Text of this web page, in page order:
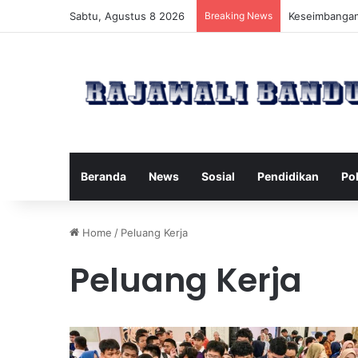
Sabtu, Agustus 8 2026 Breaking News Manfaat
Beranda News Sosial Pendidikan
Home / Peluang Kerja
Peluang Kerja